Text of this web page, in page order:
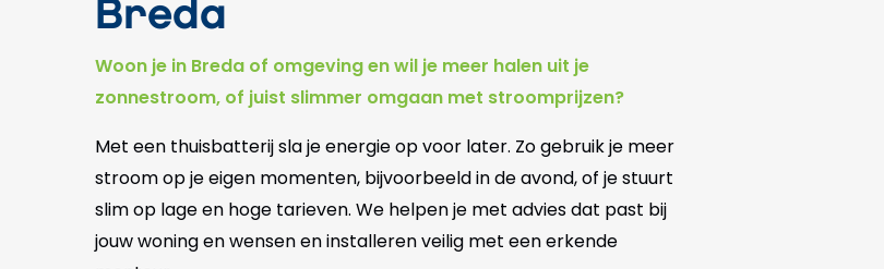
Breda
Woon je in Breda of omgeving en wil je meer halen uit je
zonnestroom, of juist slimmer omgaan met stroomprijzen?
Met een thuisbatterij sla je energie op voor later. Zo gebruik je meer
stroom op je eigen momenten, bijvoorbeeld in de avond, of je stuurt
slim op lage en hoge tarieven. We helpen je met advies dat past bij
jouw woning en wensen en installeren veilig met een erkende